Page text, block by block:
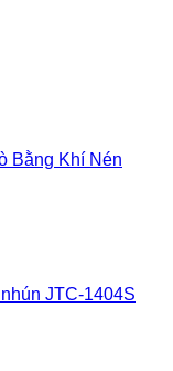
Bằng Khí Nén
JTC-1404S